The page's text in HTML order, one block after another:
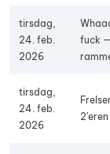
tirsdag,
24. feb.
2026
fuck
tirsdag,
24. feb.
2026
2'eren